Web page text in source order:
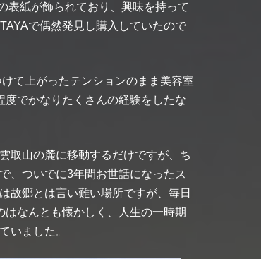
表紙が飾られており、興味を持って
で偶然発見し購入していたので
て上がったテンションのまま美容室
でかなりたくさんの経験をしたな
取山の麓に移動するだけですが、ち
、ついでに3年間お世話になったス
故郷とは言い難い場所ですが、毎日
なんとも懐かしく、人生の一時期
いました。